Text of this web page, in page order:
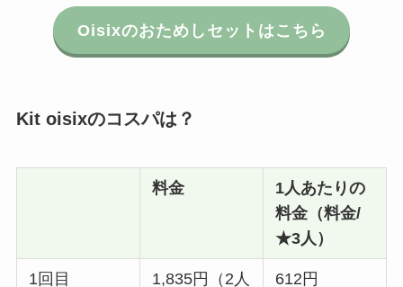
Oisixのおためしセットはこちら
Kit oisixのコスパは？
料金
1人あたりの
料金（料金/
★3人）
1回目
1,835円（2人
612円